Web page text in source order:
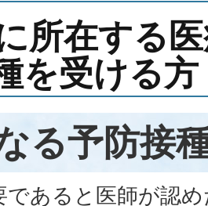
所在する
を受ける方
る予防接
であると医師が認